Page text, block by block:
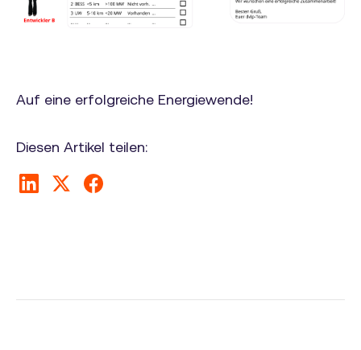
Auf eine erfolgreiche Energiewende!
Diesen Artikel teilen: